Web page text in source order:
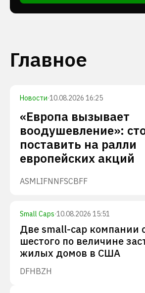
Главное
Новости·10.08.2026 16:25
«Европа вызывает
воодушевление»:
поставить на ралли
европейских акций
ASMLIFNNFSCBFF
Small Caps·10.08.2026 15:51
Две small-cap компании
шестого по величине
жилых домов в США
DFHBZH